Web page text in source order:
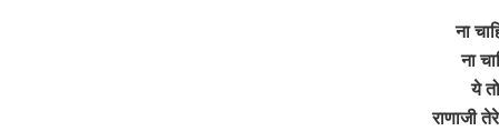
ना
ना
ये
राणाजी